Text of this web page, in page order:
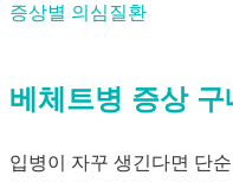
증상별 의심질환
베체트병 증상 구
입병이 자꾸 생긴다면 단